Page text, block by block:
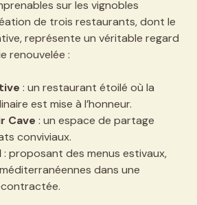
sur les vignobles
de trois restaurants, dont le
représente un véritable regard
renouvelée :
: un restaurant étoilé où la
est mise à l’honneur.
Cave : un espace de partage
conviviaux.
: proposant des menus estivaux,
dans une